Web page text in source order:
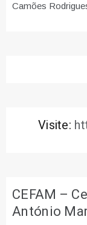
Camões
Visite:
CEFAM –
António